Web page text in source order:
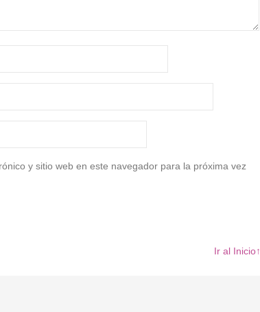
y sitio web en este navegador para la próxima vez
Ir al Inicio↑